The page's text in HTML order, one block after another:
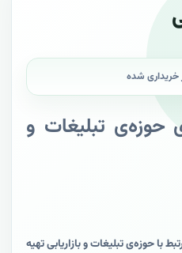
خریداری شده
حوزه‌ی تبلیغات و
با حوزه‌ی تبلیغات و بازاریابی تهیه